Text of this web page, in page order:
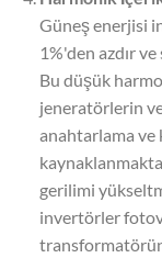
Güneş enerjisi
1%'den azdır
Bu düşük
jeneratörlerin
anahtarlama ve
gerilimi
invertörler